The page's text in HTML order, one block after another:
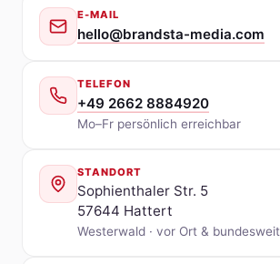
E-MAIL
hello@brandsta-media.com
TELEFON
+49 2662 8884920
Mo–Fr persönlich erreichbar
STANDORT
Sophienthaler Str. 5
57644 Hattert
Westerwald · vor Ort & bundesweit